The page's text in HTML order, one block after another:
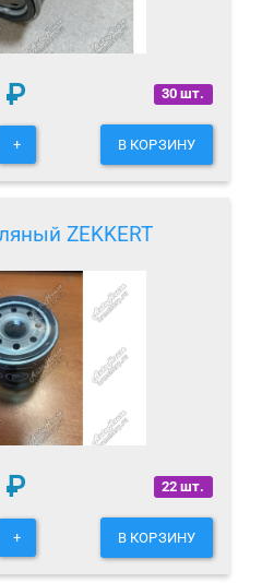
30 шт.
₽
+ В КОРЗИНУ
ZEKKERT
22 шт.
₽
+ В КОРЗИНУ